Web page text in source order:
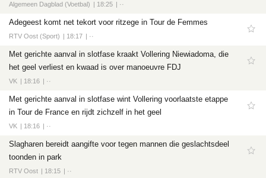
Algemeen Dagblad (Voetbal) 18:25 ··
Adegeest komt net tekort voor ritzege in Tour de Femmes
RTV Oost (Sport) 18:17 ··
Met gerichte aanval in slotfase kraakt Vollering Niewiadoma, die
het geel verliest en kwaad is over manoeuvre FDJ
VK 18:16 ··
Met gerichte aanval in slotfase wint Vollering voorlaatste etappe
in Tour de France en rijdt zichzelf in het geel
VK 18:16 ··
Slagharen bereidt aangifte voor tegen mannen die geslachtsdeel
toonden in park
RTV Oost 18:15 ··